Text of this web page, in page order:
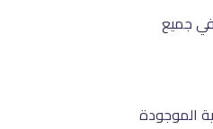
في جميع
الموجودة